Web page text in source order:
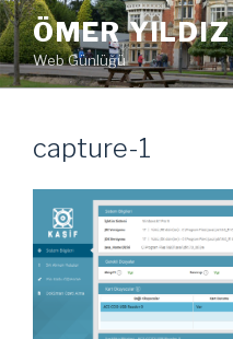
İçeriğe
geç ÖMER YILDIZ
Web Günlüğü
capture-1